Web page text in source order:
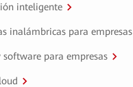
inteligente
inalámbricas para empresas
software para empresas